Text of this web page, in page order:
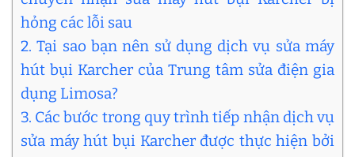
hỏng các lỗi sau
2. Tại sao bạn nên sử dụng dịch vụ sửa máy
hút bụi Karcher của Trung tâm sửa điện gia
dụng Limosa?
3. Các bước trong quy trình tiếp nhận dịch vụ
sửa máy hút bụi Karcher được thực hiện bởi